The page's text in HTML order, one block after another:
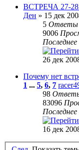
ВСТРЕЧА 27-
Ден » 15 дек
5 Ответы
9006
26 дек
Почему нет
1 ... 5, 6, 7
98
83096
16 дек